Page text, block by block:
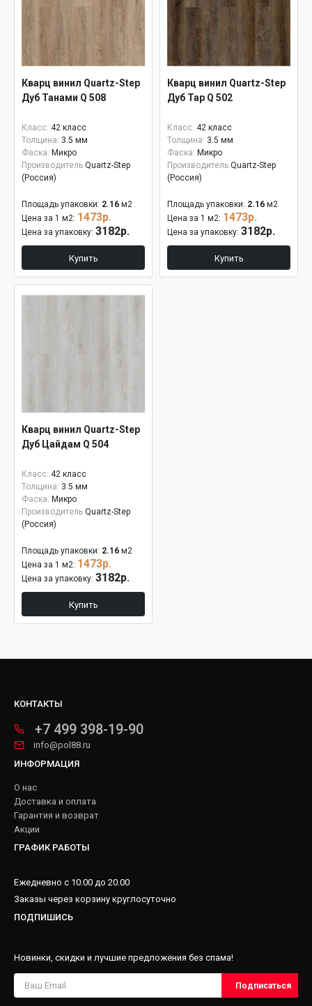
Кварц винил Quartz-Step
Дуб Танами Q 508
Класс: 42 класс
Толщина: 3.5 мм
Фаска: Микро
Производитель Quartz-Step
(Россия)
Площадь упаковки: 2.16 м2
Цена за 1 м2: 1473р.
Цена за упаковку: 3182р.
Купить
Кварц винил Quartz-Step
Дуб Тар Q 502
Класс: 42 класс
Толщина: 3.5 мм
Фаска: Микро
Производитель Quartz-Step
(Россия)
Площадь упаковки: 2.16 м2
Цена за 1 м2: 1473р.
Цена за упаковку: 3182р.
Купить
Кварц винил Quartz-Step
Дуб Цайдам Q 504
Класс: 42 класс
Толщина: 3.5 мм
Фаска: Микро
Производитель Quartz-Step
(Россия)
Площадь упаковки: 2.16 м2
Цена за 1 м2: 1473р.
Цена за упаковку: 3182р.
Купить
КОНТАКТЫ
+7 499 398-19-90
info@pol88.ru
ИНФОРМАЦИЯ
О нас
Доставка и оплата
Гарантия и возврат
Акции
ГРАФИК РАБОТЫ
Ежедневно с 10.00 до 20.00
Заказы через корзину круглосуточно
ПОДПИШИСЬ
Новинки, скидки и лучшие предложения без спама!